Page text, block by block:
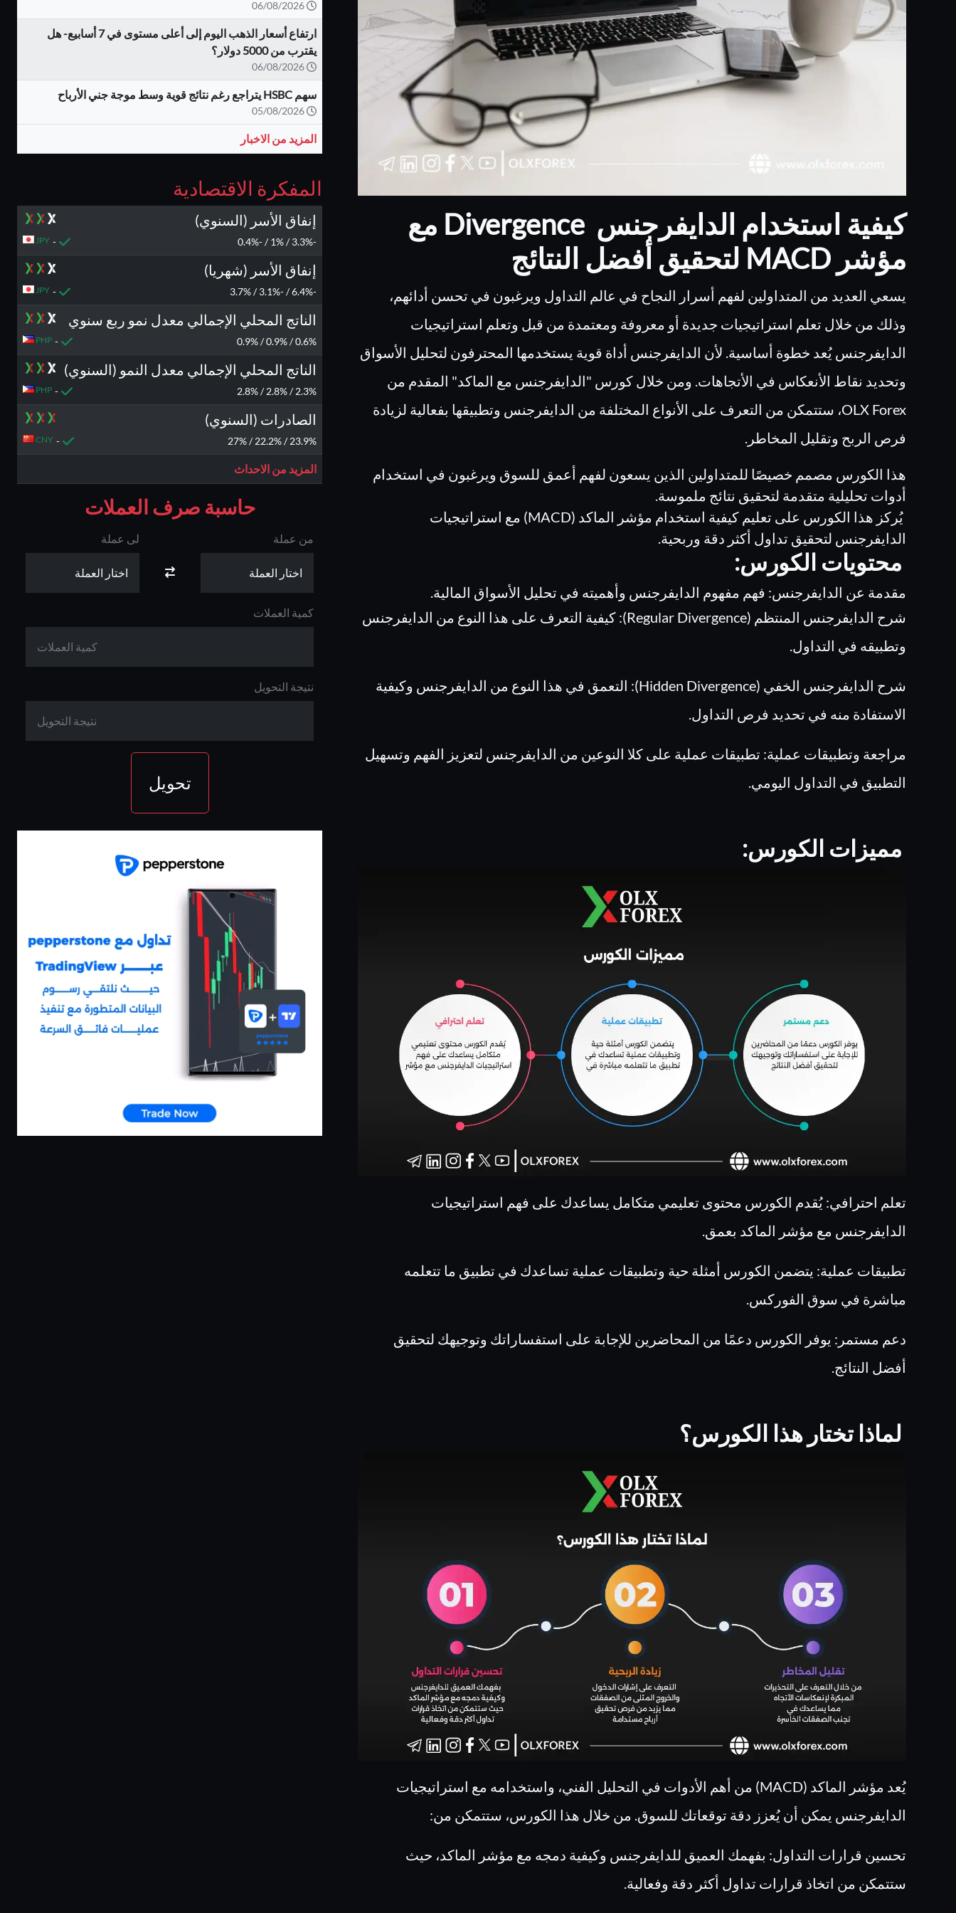
06/08/2026
ارتفاع أسعار الذهب اليوم إلى أعلى مستوى في 7 أسابيع- هل
يقترب من 5000 دولار؟
06/08/2026
سهم HSBC يتراجع رغم نتائج قوية وسط موجة جني الأرباح
05/08/2026
المزيد من الاخبار
المفكرة الاقتصادية
إنفاق الأسر (السنوي)
-3.3% / 1% / -0.4%
-
JPY
إنفاق الأسر (شهريا)
-6.4% / -3.1% / 3.7%
-
JPY
الناتج المحلي الإجمالي معدل نمو ربع سنوي
0.6% / 0.9% / 0.9%
-
PHP
الناتج المحلي الإجمالي معدل النمو (السنوي)
2.3% / 2.8% / 2.8%
-
PHP
الصادرات (السنوي)
23.9% / 22.2% / 27%
-
CNY
المزيد من الاحداث
حاسبة صرف العملات
من عملة لى عملة
كمية العملات
نتيجة التحويل
تحويل
كيفية استخدام الدايفرجنس Divergence مع
مؤشر MACD لتحقيق أفضل النتائج
يسعي العديد من المتداولين لفهم أسرار النجاح في عالم التداول ويرغبون في تحسن أدائهم،
وذلك من خلال تعلم استراتيجيات جديدة أو معروفة ومعتمدة من قبل وتعلم استراتيجيات
الدايفرجنس يُعد خطوة أساسية. لأن الدايفرجنس أداة قوية يستخدمها المحترفون لتحليل الأسواق
وتحديد نقاط الأنعكاس في الأتجاهات. ومن خلال كورس "الدايفرجنس مع الماكد" المقدم من
OLX Forex، ستتمكن من التعرف على الأنواع المختلفة من الدايفرجنس وتطبيقها بفعالية لزيادة
فرص الربح وتقليل المخاطر.
هذا الكورس مصمم خصيصًا للمتداولين الذين يسعون لفهم أعمق للسوق ويرغبون في استخدام
أدوات تحليلية متقدمة لتحقيق نتائج ملموسة.
يُركز هذا الكورس على تعليم كيفية استخدام مؤشر الماكد (MACD) مع استراتيجيات
الدايفرجنس لتحقيق تداول أكثر دقة وربحية.
محتويات الكورس:
مقدمة عن الدايفرجنس: فهم مفهوم الدايفرجنس وأهميته في تحليل الأسواق المالية.
شرح الدايفرجنس المنتظم (Regular Divergence): كيفية التعرف على هذا النوع من الدايفرجنس
وتطبيقه في التداول.
شرح الدايفرجنس الخفي (Hidden Divergence): التعمق في هذا النوع من الدايفرجنس وكيفية
الاستفادة منه في تحديد فرص التداول.
مراجعة وتطبيقات عملية: تطبيقات عملية على كلا النوعين من الدايفرجنس لتعزيز الفهم وتسهيل
التطبيق في التداول اليومي.
مميزات الكورس:
تعلم احترافي: يُقدم الكورس محتوى تعليمي متكامل يساعدك على فهم استراتيجيات
الدايفرجنس مع مؤشر الماكد بعمق.
تطبيقات عملية: يتضمن الكورس أمثلة حية وتطبيقات عملية تساعدك في تطبيق ما تتعلمه
مباشرة في سوق الفوركس.
دعم مستمر: يوفر الكورس دعمًا من المحاضرين للإجابة على استفساراتك وتوجيهك لتحقيق
أفضل النتائج.
لماذا تختار هذا الكورس؟
يُعد مؤشر الماكد (MACD) من أهم الأدوات في التحليل الفني، واستخدامه مع استراتيجيات
الدايفرجنس يمكن أن يُعزز دقة توقعاتك للسوق. من خلال هذا الكورس، ستتمكن من:
تحسين قرارات التداول: بفهمك العميق للدايفرجنس وكيفية دمجه مع مؤشر الماكد، حيث
ستتمكن من اتخاذ قرارات تداول أكثر دقة وفعالية.